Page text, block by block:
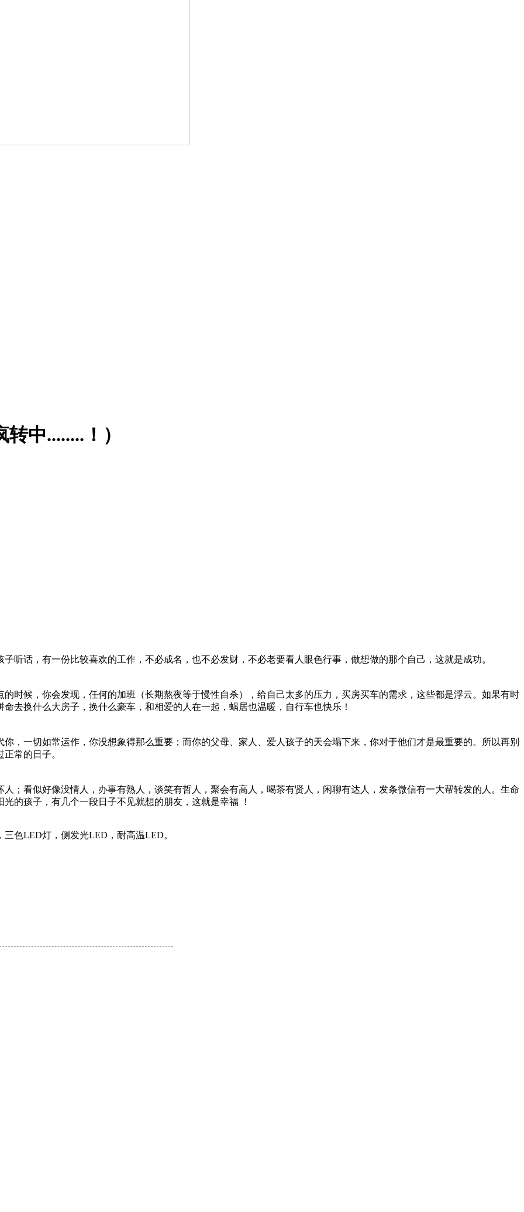
中........！）
听话，有一份比较喜欢的工作，不必成名，也不必发财，不必老要看人眼色行事，做想做的那个自己，这就是成功。
时候，你会发现，任何的加班（长期熬夜等于慢性自杀），给自己太多的压力，买房买车的需求，这些都是浮云。如果有时
去换什么大房子，换什么豪车，和相爱的人在一起，蜗居也温暖，自行车也快乐！
，一切如常运作，你没想象得那么重要；而你的父母、家人、爱人孩子的天会塌下来，你对于他们才是最重要的。所以再别
常的日子。
；看似好像没情人，办事有熟人，谈笑有哲人，聚会有高人，喝茶有贤人，闲聊有达人，发条微信有一大帮转发的人。生命
的孩子，有几个一段日子不见就想的朋友，这就是幸福 ！
，三色LED灯，侧发光LED，耐高温LED。